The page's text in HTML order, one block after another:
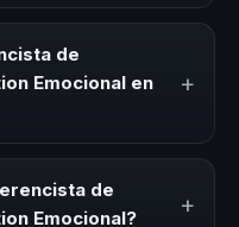
aplicables
kick-offs,
de desarrollo, eventos
necesita
con esta
de
Emocional en
+
la duración del evento.
asesoría estratégica
de
Emocional?
+